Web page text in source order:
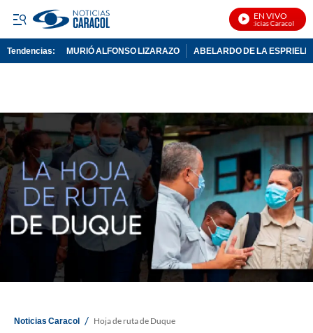
EN VIVO
Noticias Caracol En Vivo
Tendencias: MURIÓ ALFONSO LIZARAZO ABELARDO DE LA
Noticias Caracol / Hoja de ruta de Duque